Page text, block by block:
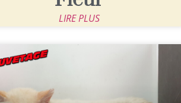
LIRE PLUS